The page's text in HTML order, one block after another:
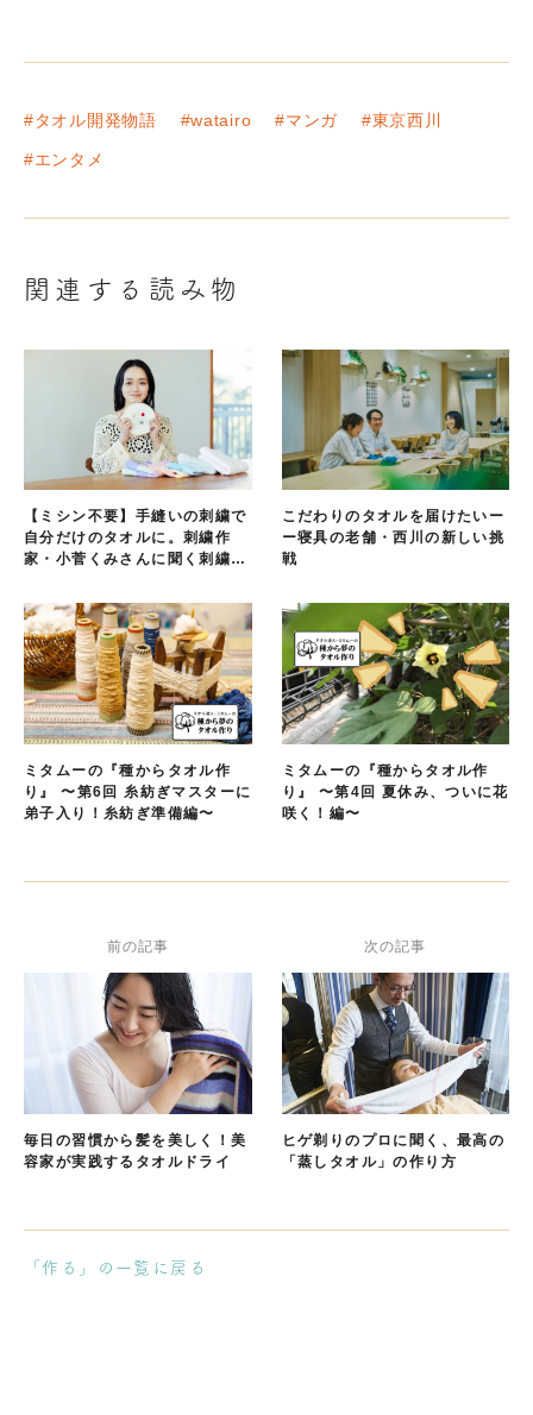
#タオル開発物語 #watairo #マンガ #東京西川
#エンタメ
関連する読み物
【ミシン不要】手縫いの刺繍で
自分だけのタオルに。刺繍作
家・小菅くみさんに聞く刺繍タ
こだわりのタオルを届けたいー
ー寝具の老舗・西川の新しい挑
戦
ミタムーの『種からタオル作
り』 〜第6回 糸紡ぎマスターに
弟子入り！糸紡ぎ準備編〜
ミタムーの『種からタオル作
り』 〜第4回 夏休み、ついに花
咲く！編〜
前の記事
毎日の習慣から髪を美しく！美
容家が実践するタオルドライ
次の記事
ヒゲ剃りのプロに聞く、最高の
「蒸しタオル」の作り方
「作る」の一覧に戻る